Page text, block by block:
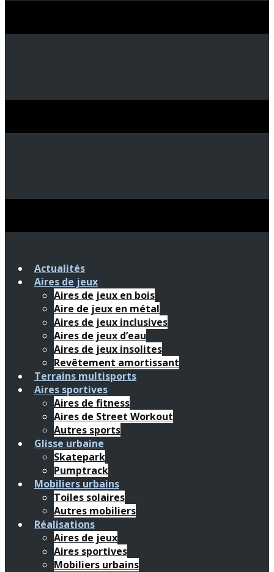
Actualités
Aires de jeux
Aires de jeux en bois
Aire de jeux en métal
Aires de jeux inclusives
Aires de jeux d’eau
Aires de jeux insolites
Revêtement amortissant
Terrains multisports
Aires sportives
Aires de fitness
Aires de Street Workout
Autres sports
Glisse urbaine
Skatepark
Pumptrack
Mobiliers urbains
Toiles solaires
Autres mobiliers
Réalisations
Aires de jeux
Aires sportives
Mobiliers urbains